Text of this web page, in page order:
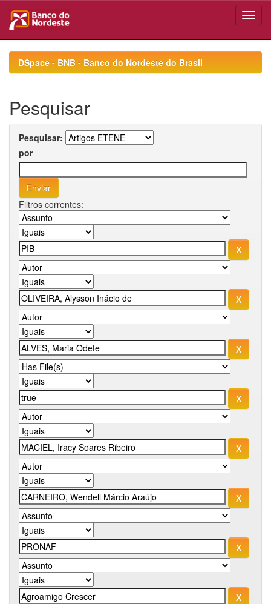
navigationDSpace - BNB - Banco do Nordeste do Brasil
Pesquisar
Pesquisar:
por
Filtros correntes: